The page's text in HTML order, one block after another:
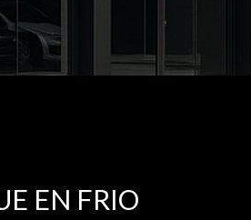
EN FRIO